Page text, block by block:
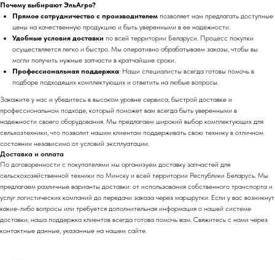
Почему выбирают ЭльАгро?
Прямое сотрудничество с производителем позволяет нам предлагать доступные
цены на качественную продукцию и быть уверенными в ее надежности.
Удобные условия доставки по всей территории Беларуси. Процесс покупки
осуществляется легко и быстро. Мы оперативно обрабатываем заказы, чтобы вы
могли получить нужные запчасти в кратчайшие сроки.
Профессиональная поддержка: Наши специалисты всегда готовы помочь в
подборе подходящих комплектующих и ответить на любые вопросы.
Закажите у нас и убедитесь в высоком уровне сервиса, быстрой доставке и
профессиональном подходе, который поможет вам всегда быть уверенными в
надежности своего оборудования. Мы предлагаем широкий выбор комплектующих для
сельхозтехники, что позволит нашим клиентам поддерживать свою технику в отличном
состоянии независимо от условий эксплуатации.
Доставка и оплата
По договоренности с покупателями мы организуем доставку запчастей для
сельскохозяйственной техники по Минску и всей территории Республики Беларусь. Мы
предлагаем различные варианты доставки: от использования собственного транспорта и
услуг логистических компаний до передачи заказа через маршрутки. Если у вас возникнут
какие-либо вопросы или требуется дополнительная информация о нашей системе
доставки, наша поддержка клиентов всегда готова помочь вам. Свяжитесь с нами через
контактные данные, указанные на нашем сайте.